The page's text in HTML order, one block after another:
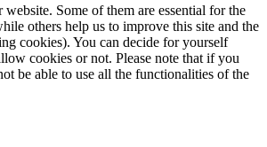
website. Some of them are essential for the
others help us to improve this site and the
cookies). You can decide for yourself
cookies or not. Please note that if you
be able to use all the functionalities of the